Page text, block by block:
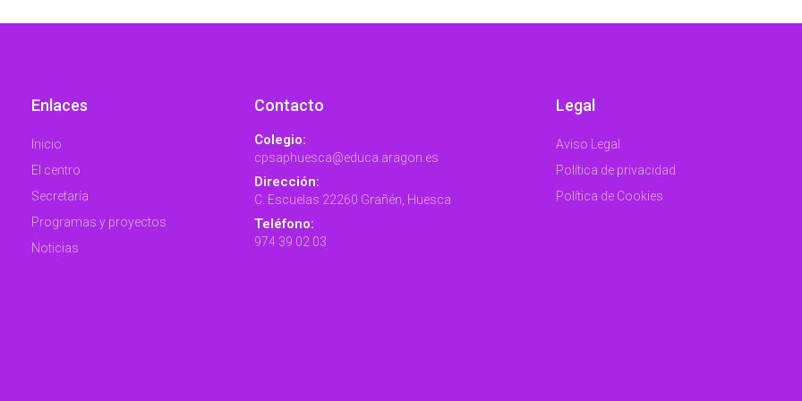
Enlaces
Inicio
El centro
Secretaría
Programas y proyectos
Noticias
Contacto
Colegio:
cpsaphuesca@educa.aragon.es
Dirección:
C. Escuelas 22260 Grañén, Huesca
Teléfono:
974 39 02 03
Legal
Aviso Legal
Política de privacidad
Política de Cookies